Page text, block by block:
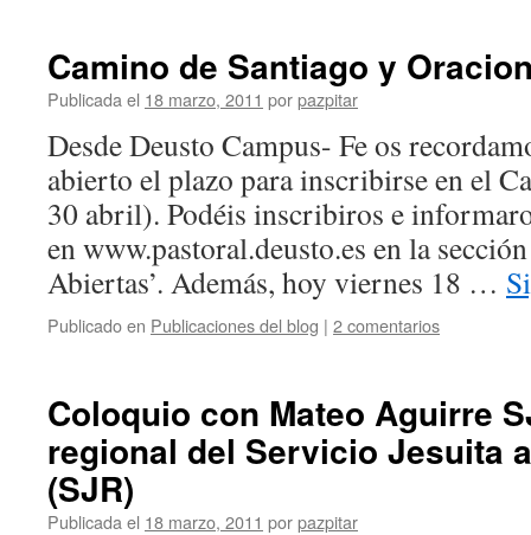
Camino de Santiago y
Publicada el 18 marzo, 2011 porpazpitar
Desde Deusto Campus- Fe os
abierto el plazo para inscribirse en el
30 abril). Podéis inscribiros e
en www.pastoral.deusto.es en la
Abiertas’. Además, hoy viernes 18 …
Publicado en Publicaciones del blog | 2 comentarios
Coloquio con Mateo Aguirre
regional del Servicio Jesuita
(SJR)
Publicada el 18 marzo, 2011 porpazpitar